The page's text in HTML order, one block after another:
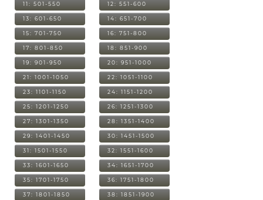
11: 501-550 12: 551-600
13: 601-650 14: 651-700
15: 701-750 16: 751-800
17: 801-850 18: 851-900
19: 901-950 20: 951-1000
21: 1001-1050 22: 1051-1100
23: 1101-1150 24: 1151-1200
25: 1201-1250 26: 1251-1300
27: 1301-1350 28: 1351-1400
29: 1401-1450 30: 1451-1500
31: 1501-1550 32: 1551-1600
33: 1601-1650 34: 1651-1700
35: 1701-1750 36: 1751-1800
37: 1801-1850 38: 1851-1900